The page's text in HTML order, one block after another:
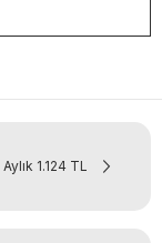
Aylık 1.124 TL